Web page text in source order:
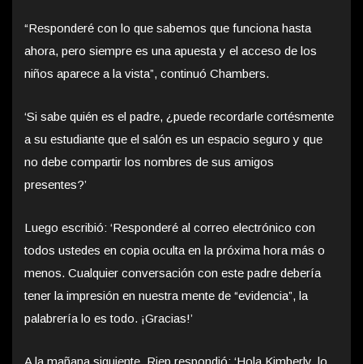
“Responderé con lo que sabemos que funciona hasta
ahora, pero siempre es una apuesta y el acceso de los
niños aparece a la vista”, continuó Chambers.
‘Si sabe quién es el padre, ¿puede recordarle cortésmente
a su estudiante que el salón es un espacio seguro y que
no debe compartir los nombres de sus amigos
presentes?’
Luego escribió: ‘Responderé al correo electrónico con
todos ustedes en copia oculta en la próxima hora más o
menos. Cualquier conversación con este padre debería
tener la impresión en nuestra mente de “evidencia”, la
palabrería lo es todo. ¡Gracias!’